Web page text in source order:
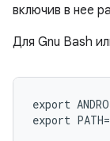
включив в нее
Для Gnu Bash
export
export